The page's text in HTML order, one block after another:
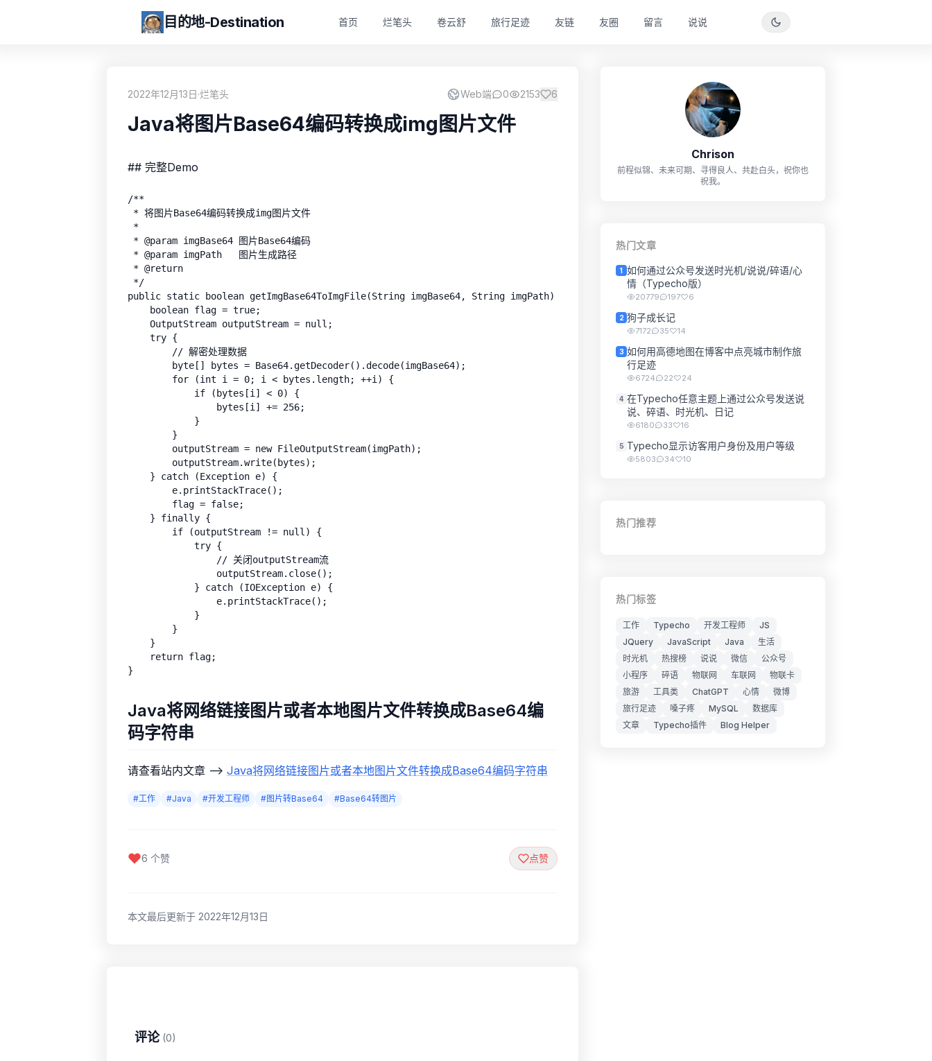
目的地-Destination 首页 烂笔头 卷云舒 旅行足迹 友链 友圈 留言 说说
2022年12月13日·烂笔头 Web端 0 2153 6
Java将图片Base64编码转换成img图片文件
## 完整Demo
/**
* 将图片Base64编码转换成img图片文件
*
* @param imgBase64 图片Base64编码
* @param imgPath   图片生成路径
* @return
*/
public static boolean getImgBase64ToImgFile(String imgBase64, String imgPath) {
    boolean flag = true;
    OutputStream outputStream = null;
    try {
        // 解密处理数据
        byte[] bytes = Base64.getDecoder().decode(imgBase64);
        for (int i = 0; i < bytes.length; ++i) {
            if (bytes[i] < 0) {
                bytes[i] += 256;
            }
        }
        outputStream = new FileOutputStream(imgPath);
        outputStream.write(bytes);
    } catch (Exception e) {
        e.printStackTrace();
        flag = false;
    } finally {
        if (outputStream != null) {
            try {
                // 关闭outputStream流
                outputStream.close();
            } catch (IOException e) {
                e.printStackTrace();
            }
        }
    }
    return flag;
Java将网络链接图片或者本地图片文件转换成Base64编
码字符串
请查看站内文章 —> Java将网络链接图片或者本地图片文件转换成Base64编码字符串
#工作 #Java #开发工程师 #图片转Base64 #Base64转图片
6 个赞 点赞
本文最后更新于 2022年12月13日
评论 (0)
Chrison
前程似锦、未来可期、寻得良人、共赴白头，祝你也
祝我。
热门文章
1 如何通过公众号发送时光机/说说/碎语/心
情（Typecho版）
20779 197 6
2 狗子成长记
7172 35 14
3 如何用高德地图在博客中点亮城市制作旅
行足迹
6724 22 24
4 在Typecho任意主题上通过公众号发送说
说、碎语、时光机、日记
6180 33 16
5 Typecho显示访客用户身份及用户等级
5803 34 10
热门推荐
热门标签
工作 Typecho 开发工程师
JS
JQuery
JavaScript Java
生活
时光机
热搜榜 说说 微信
公众号
小程序
碎语 物联网 车联网
物联卡
旅游
工具类 ChatGPT 心情
微博
旅行足迹
嗓子疼 MySQL
数据库
文章
Typecho插件 Blog Helper